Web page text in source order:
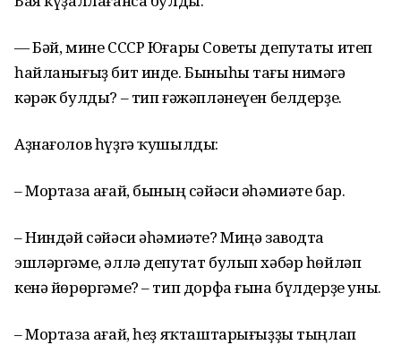
— Бәй, мине СССР Юғары Советы депутаты итеп
һайланығыҙ бит инде. Быныһы тағы нимәгә
кәрәк булды? – тип ғәжәпләнеүен белдерҙе.
Аҙнағолов һүҙгә ҡушылды:
– Мортаза ағай, бының сәйәси әһәмиәте бар.
– Ниндәй сәйәси әһәмиәте? Миңә заводта
эшләргәме, әллә депу­тат булып хәбәр һөй­ләп
кенә йөрөргәме? – тип дорфа ғына бүлдерҙе уны.
– Мортаза ағай, һеҙ яҡташтарығыҙҙы тыңлап